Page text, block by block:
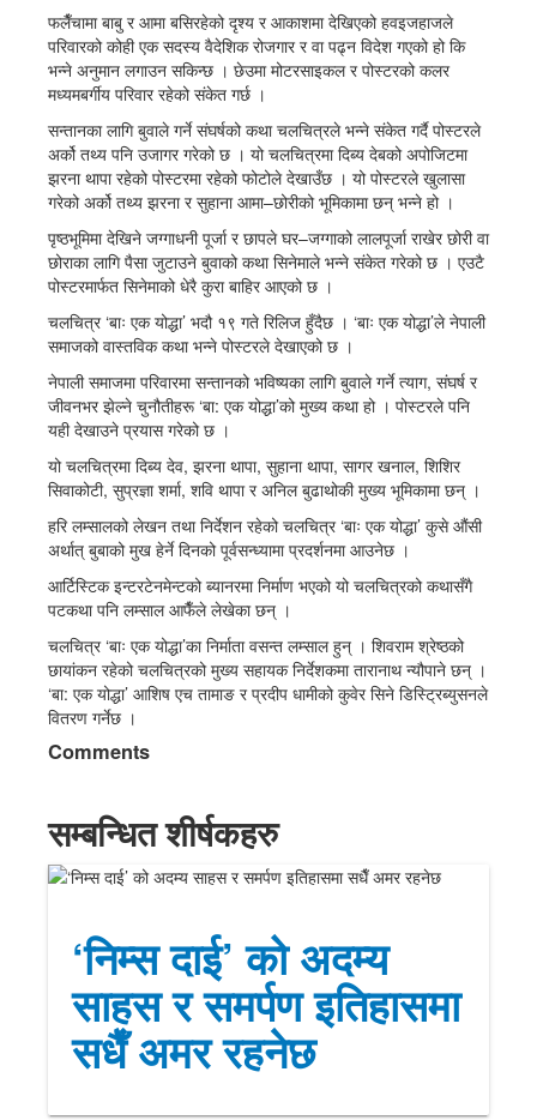
फलैँचामा बाबु र आमा बसिरहेको दृश्य र आकाशमा देखिएको हवइजहाजले
परिवारको कोही एक सदस्य वैदेशिक रोजगार र वा पढ्न विदेश गएको हो कि
भन्ने अनुमान लगाउन सकिन्छ । छेउमा मोटरसाइकल र पोस्टरको कलर
मध्यमबर्गीय परिवार रहेको संकेत गर्छ ।
सन्तानका लागि बुवाले गर्ने संघर्षको कथा चलचित्रले भन्ने संकेत गर्दै पोस्टरले
अर्को तथ्य पनि उजागर गरेको छ । यो चलचित्रमा दिब्य देबको अपोजिटमा
झरना थापा रहेको पोस्टरमा रहेको फोटोले देखाउँछ । यो पोस्टरले खुलासा
गरेको अर्को तथ्य झरना र सुहाना आमा–छोरीको भूमिकामा छन् भन्ने हो ।
पृष्ठभूमिमा देखिने जग्गाधनी पूर्जा र छापले घर–जग्गाको लालपूर्जा राखेर छोरी वा
छोराका लागि पैसा जुटाउने बुवाको कथा सिनेमाले भन्ने संकेत गरेको छ । एउटै
पोस्टरमार्फत सिनेमाको धेरै कुरा बाहिर आएको छ ।
चलचित्र ‘बाः एक योद्धा’ भदौ १९ गते रिलिज हुँदैछ । ‘बाः एक योद्धा’ले नेपाली
समाजको वास्तविक कथा भन्ने पोस्टरले देखाएको छ ।
नेपाली समाजमा परिवारमा सन्तानको भविष्यका लागि बुवाले गर्ने त्याग, संघर्ष र
जीवनभर झेल्ने चुनौतीहरू ‘बा: एक योद्धा’को मुख्य कथा हो । पोस्टरले पनि
यही देखाउने प्रयास गरेको छ ।
यो चलचित्रमा दिब्य देव, झरना थापा, सुहाना थापा, सागर खनाल, शिशिर
सिवाकोटी, सुप्रज्ञा शर्मा, शवि थापा र अनिल बुढाथोकी मुख्य भूमिकामा छन् ।
हरि लम्सालको लेखन तथा निर्देशन रहेको चलचित्र ‘बाः एक योद्धा’ कुसे औंसी
अर्थात् बुबाको मुख हेर्ने दिनको पूर्वसन्ध्यामा प्रदर्शनमा आउनेछ ।
आर्टिस्टिक इन्टरटेनमेन्टको ब्यानरमा निर्माण भएको यो चलचित्रको कथासँगै
पटकथा पनि लम्साल आफैँले लेखेका छन् ।
चलचित्र ‘बाः एक योद्धा’का निर्माता वसन्त लम्साल हुन् । शिवराम श्रेष्ठको
छायांकन रहेको चलचित्रको मुख्य सहायक निर्देशकमा तारानाथ न्यौपाने छन् ।
‘बा: एक योद्धा’ आशिष एच तामाङ र प्रदीप धामीको कुवेर सिने डिस्ट्रिब्युसनले
वितरण गर्नेछ ।
Comments
सम्बन्धित शीर्षकहरु
‘निम्स दाई’ को अदम्य
साहस र समर्पण इतिहासमा
सधैँ अमर रहनेछ